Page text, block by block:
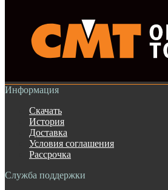
Информация
Скачать
История
Доставка
Условия соглашения
Рассрочка
Служба поддержки